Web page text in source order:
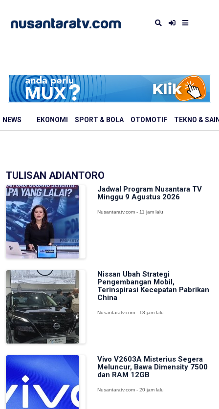
NEWS EKONOMI SPORT & BOLA OTOMOTIF TEKNO &
TULISAN ADIANTORO
Jadwal Program Nusantara TV
Minggu 9 Agustus 2026
Nusantaratv.com - 11 jam lalu
Nissan Ubah Strategi
Pengembangan Mobil,
Terinspirasi Kecepatan Pabrikan
China
Nusantaratv.com - 18 jam lalu
Vivo V2603A Misterius Segera
Meluncur, Bawa Dimensity 7500
dan RAM 12GB
Nusantaratv.com - 20 jam lalu